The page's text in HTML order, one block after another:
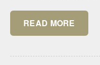
READ MORE